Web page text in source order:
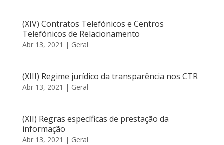
(XIV) Contratos Telefónicos e Centros
Telefónicos de Relacionamento
Abr 13, 2021 | Geral
(XIII) Regime jurídico da transparência nos CTR
Abr 13, 2021 | Geral
(XII) Regras específicas de prestação da
informação
Abr 13, 2021 | Geral